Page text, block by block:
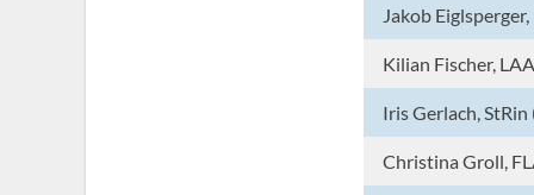
Jakob Eiglsperger,
Kilian Fischer, LAA
Iris Gerlach, StRin
Christina Groll,